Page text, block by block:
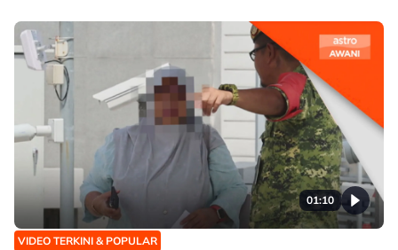
01:10
VIDEO TERKINI & POPULAR